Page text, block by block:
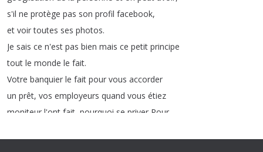
s'il ne protège pas son profil facebook,
et voir toutes ses photos.
Je sais ce n'est pas bien mais ce petit principe
tout le monde le fait.
Votre banquier le fait pour vous accorder
un prêt, vos employeurs quand vous étiez
moniteur l'ont fait pourquoi se priver Pour